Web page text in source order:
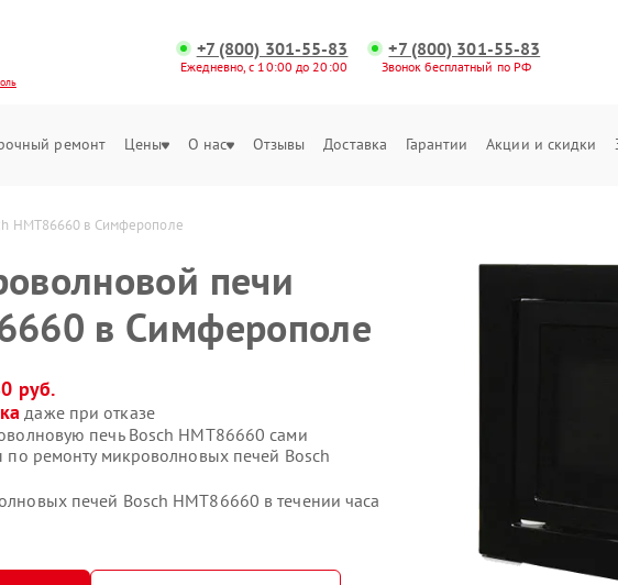
+7 (800) 301-55-83
Ежедневно, с 10:00 до 20:00
+7 (800) 301-55-83
Звонок бесплатный по РФ
ремонт Цены О нас Отзывы Доставка Гарантии Акции и скидки
HMT86660 в Симферополе
печи
в Симферополе
руб.
даже при отказе
печь Bosch HMT86660 сами
по ремонту микроволновых печей Bosch
печей Bosch HMT86660 в течении часа